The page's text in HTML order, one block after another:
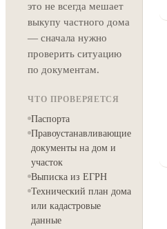
это не всегда мешает
выкупу частного дома
— сначала нужно
проверить ситуацию
по документам.
ЧТО ПРОВЕРЯЕТСЯ
Паспорта
Правоустанавливающие
документы на дом и
участок
Выписка из ЕГРН
Технический план дома
или кадастровые
данные